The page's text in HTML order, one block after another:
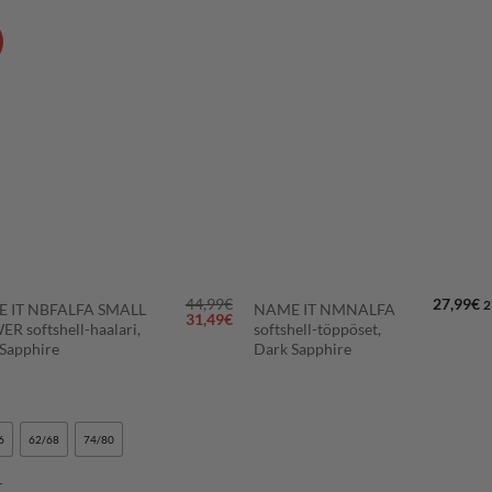
IT NBFALFA SMALL
softshell-haalari,
44,99€
Alkuperäinen
hinta
31,49€Nykyinen
hinta
62/68 74/80
NAME IT NMNALFA
softshell-töppöset,
Dark Sapphire
27,99€